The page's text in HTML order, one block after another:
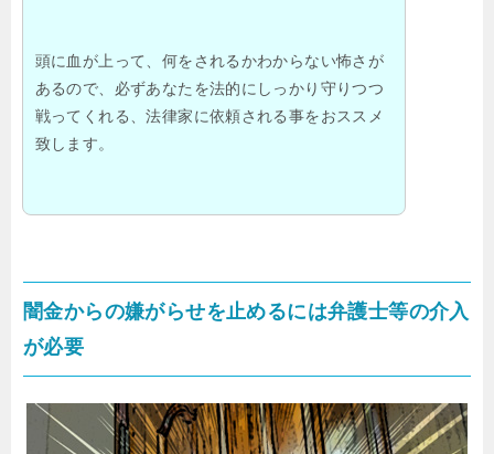
頭に血が上って、何をされるかわからない怖さが
あるので、必ずあなたを法的にしっかり守りつつ
戦ってくれる、法律家に依頼される事をおススメ
致します。
闇金からの嫌がらせを止めるには弁護士等の介入
が必要